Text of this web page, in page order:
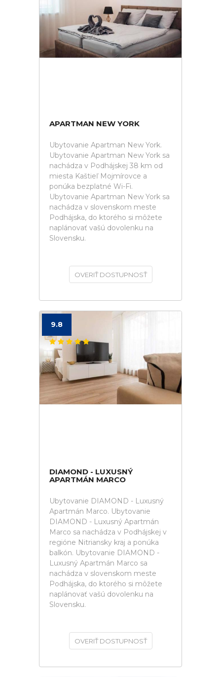
APARTMAN NEW YORK
Ubytovanie Apartman New York.
Ubytovanie Apartman New York sa
nachádza v Podhájskej 38 km od
miesta Kaštieľ Mojmírovce a
ponúka bezplatné Wi-Fi.
Ubytovanie Apartman New York sa
nachádza v slovenskom meste
Podhájska, do ktorého si môžete
naplánovať vašú dovolenku na
Slovensku.
OVERIŤ DOSTUPNOSŤ
9.8
DIAMOND - LUXUSNÝ
APARTMÁN MARCO
Ubytovanie DIAMOND - Luxusný
Apartmán Marco. Ubytovanie
DIAMOND - Luxusný Apartmán
Marco sa nachádza v Podhájskej v
regióne Nitriansky kraj a ponúka
balkón. Ubytovanie DIAMOND -
Luxusný Apartmán Marco sa
nachádza v slovenskom meste
Podhájska, do ktorého si môžete
naplánovať vašú dovolenku na
Slovensku.
OVERIŤ DOSTUPNOSŤ